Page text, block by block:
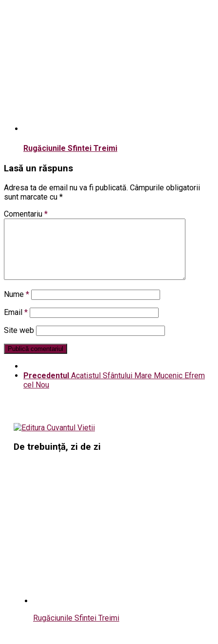
Rugăciunile Sfintei Treimi
Lasă un răspuns
Adresa ta de email nu va fi publicată. Câmpurile obligatorii
sunt marcate cu *
Comentariu *
Nume *
Email *
Site web
Precedentul Acatistul Sfântului Mare Mucenic Efrem
cel Nou
De trebuință, zi de zi
Rugăciunile Sfintei Treimi